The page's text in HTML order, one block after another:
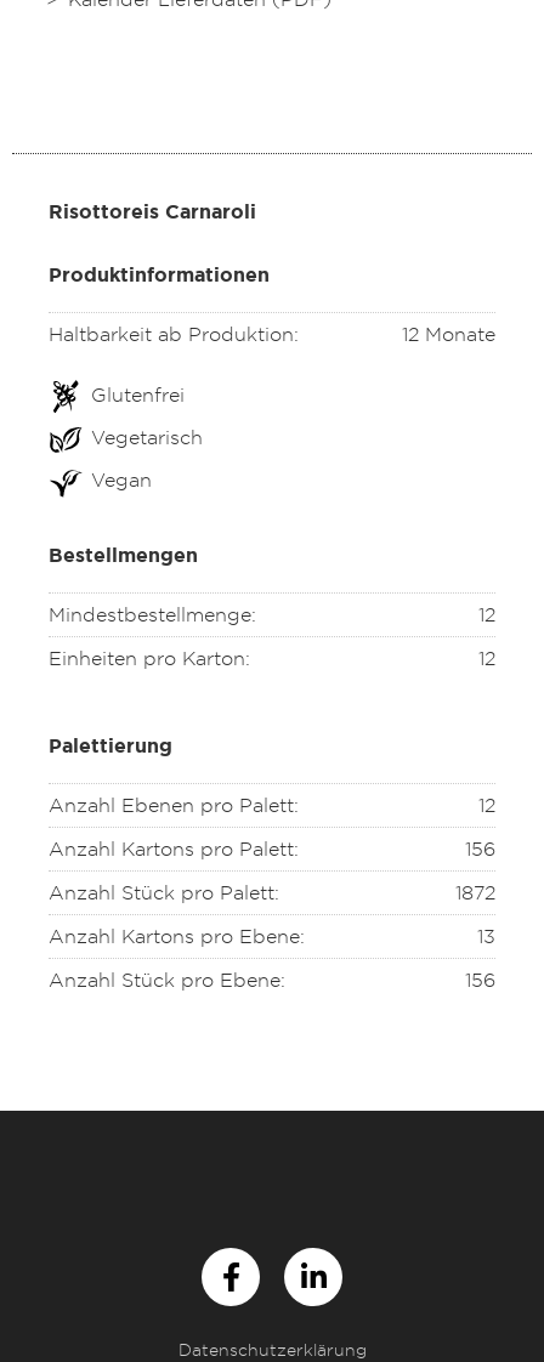
Risottoreis Carnaroli
Produktinformationen
Haltbarkeit ab Produktion: 12 Monate
Glutenfrei
Vegetarisch
Vegan
Bestellmengen
Mindestbestellmenge:
12
Einheiten pro Karton:
12
Palettierung
Anzahl Ebenen pro Palett:
12
Anzahl Kartons pro Palett:
156
Anzahl Stück pro Palett:
1872
Anzahl Kartons pro Ebene:
13
Anzahl Stück pro Ebene:
156
Datenschutzerklärung